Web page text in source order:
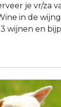
je vr/za
in de
wijnen en